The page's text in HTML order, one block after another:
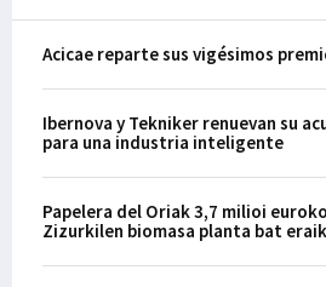
Acicae reparte sus vigésimos
Ibernova y Tekniker renuevan su
para una industria inteligente
Papelera del Oriak 3,7 milioi
Zizurkilen biomasa planta bat